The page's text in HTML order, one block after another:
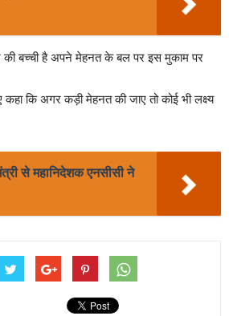
की बच्ची है अपने मेहनत के बल पर इस मुकाम पर
कि अगर कड़ी मेहनत की जाए तो कोई भी लक्ष्य
से महानिदेशक एनसीसी ने